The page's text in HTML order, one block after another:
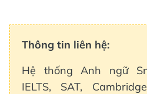
Thông tin liên hệ:
Hệ thống Anh ngữ
IELTS, SAT,